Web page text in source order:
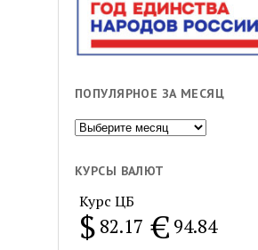
ПОПУЛЯРНОЕ ЗА МЕСЯЦ
Популярное
месяц
КУРСЫ ВАЛЮТ
Курс ЦБ
$ 82.17 € 94.84